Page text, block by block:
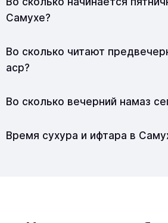
Самухе?
Во сколько читают
аср?
Во сколько вечерний намаз
Время сухура и ифтара в